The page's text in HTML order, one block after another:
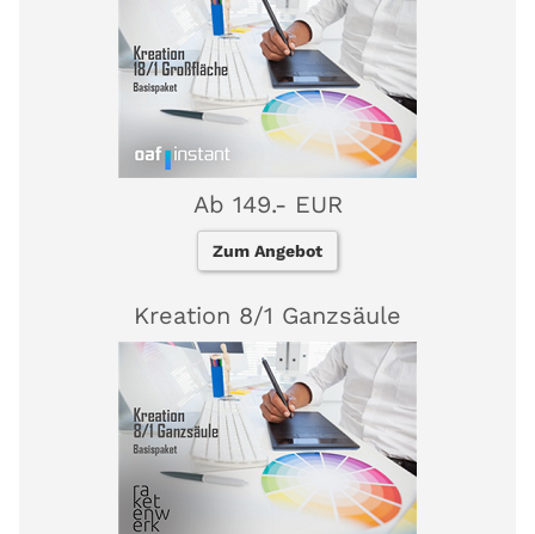
Ab 149.- EUR
Zum Angebot
Kreation 8/1 Ganzsäule